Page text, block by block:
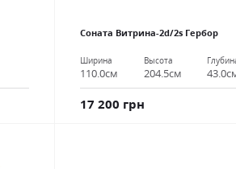
Соната Витрина-2d/2s Гербор
Ширина
110.0см
Высота
204.5см
17 200 грн